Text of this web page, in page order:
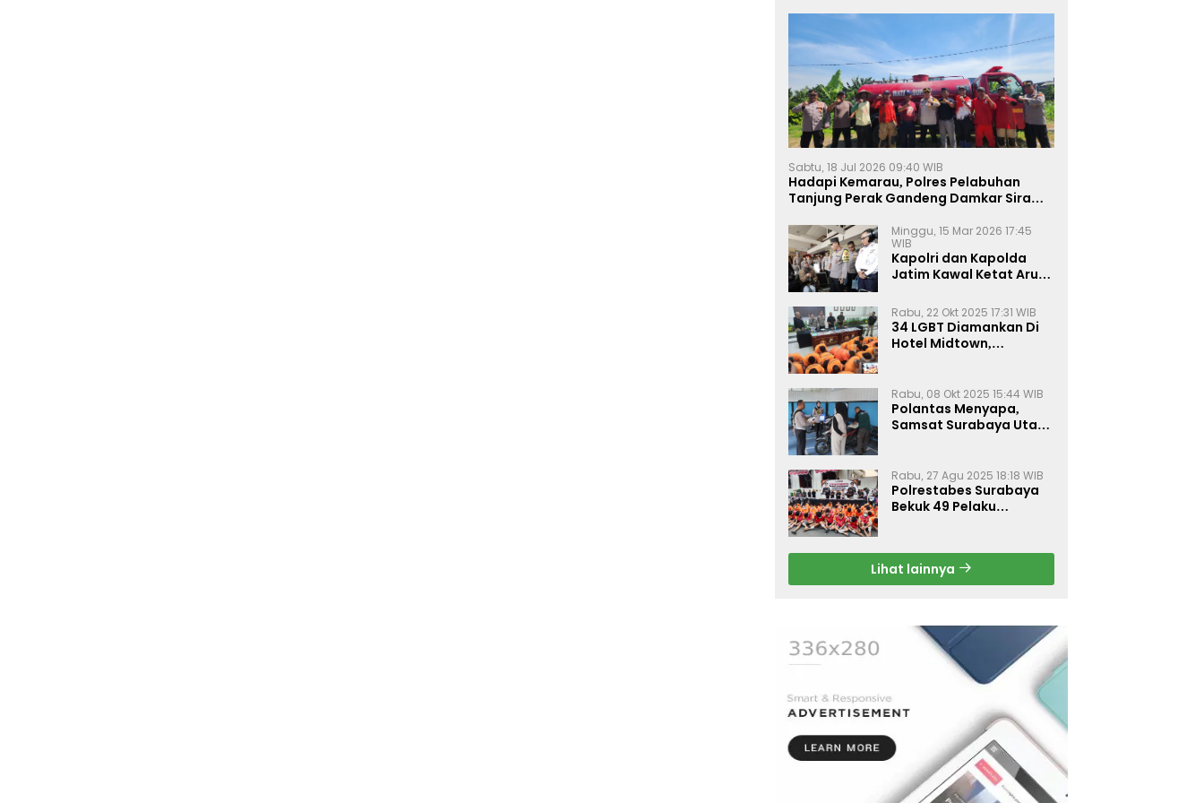
Sabtu, 18 Jul 2026 09:40 WIB
Hadapi Kemarau, Polres Pelabuhan
Tanjung Perak Gandeng Damkar Siram
Minggu, 15 Mar 2026 17:45
WIB
Kapolri dan Kapolda
Jatim Kawal Ketat Arus
Rabu, 22 Okt 2025 17:31 WIB
34 LGBT Diamankan Di
Hotel Midtown,
Rabu, 08 Okt 2025 15:44 WIB
Polantas Menyapa,
Samsat Surabaya Utara
Rabu, 27 Agu 2025 18:18 WIB
Polrestabes Surabaya
Bekuk 49 Pelaku
Gratis
Lihat lainnya